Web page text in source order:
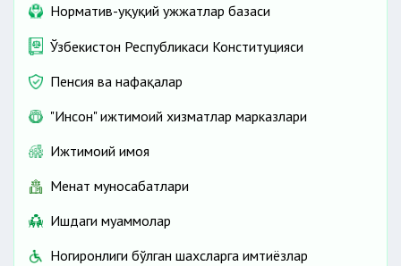
Норматив-ҳуқуқий ҳужжатлар базаси
Ўзбекистон Республикаси Конституцияси
Пенсия ва нафақалар
"Инсон" ижтимоий хизматлар марказлари
Ижтимоий ҳимоя
Меҳнат муносабатлари
Ишдаги муаммолар
Ногиронлиги бўлган шахсларга имтиёзлар